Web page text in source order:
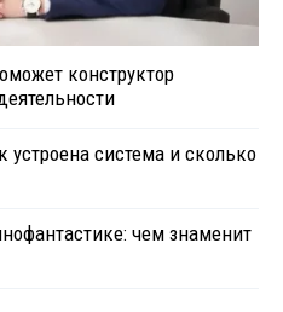
конструктор
система и сколько
чем знаменит